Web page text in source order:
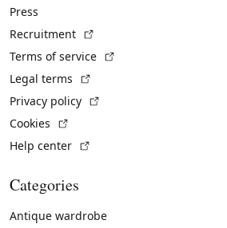
Press
Recruitment
Terms of service
Legal terms
Privacy policy
Cookies
Help center
Categories
Antique wardrobe